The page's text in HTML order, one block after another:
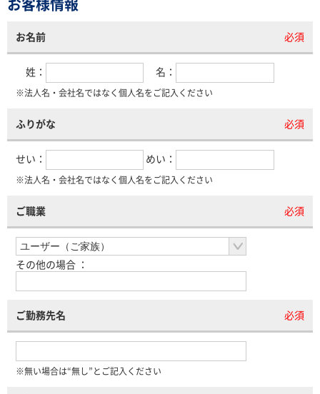
お名前 必須
姓： 名：
※法人名・会社名ではなく個人名をご記入ください
ふりがな 必須
せい： めい：
※法人名・会社名ではなく個人名をご記入ください
ご職業 必須
その他の場合 ：
ご勤務先名 必須
※無い場合は“無し”とご記入ください